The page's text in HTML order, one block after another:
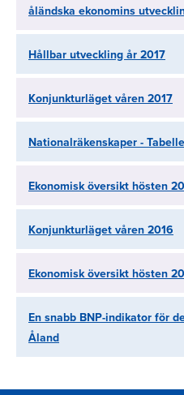
åländska ekonomins
Hållbar utveckling år 2017
Konjunkturläget våren 2017
Nationalräkenskaper -
Ekonomisk översikt hösten
Konjunkturläget våren 2016
Ekonomisk översikt hösten
En snabb BNP-indikator för
Åland